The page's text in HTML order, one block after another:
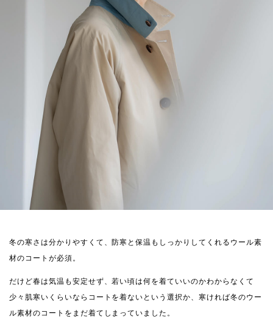
冬の寒さは分かりやすくて、防寒と保温もしっかりしてくれるウール素
材のコートが必須。
だけど春は気温も安定せず、若い頃は何を着ていいのかわからなくて
少々肌寒いくらいならコートを着ないという選択か、寒ければ冬のウー
ル素材のコートをまだ着てしまっていました。